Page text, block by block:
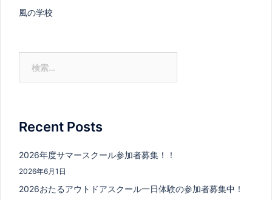
風の学校
Recent Posts
2026年度サマースクール参加者募集！！
2026年6月1日
2026おたるアウトドアスクール一日体験の参加者募集中！